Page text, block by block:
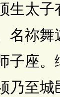
生太子
名祢舞
子座。
乃至城